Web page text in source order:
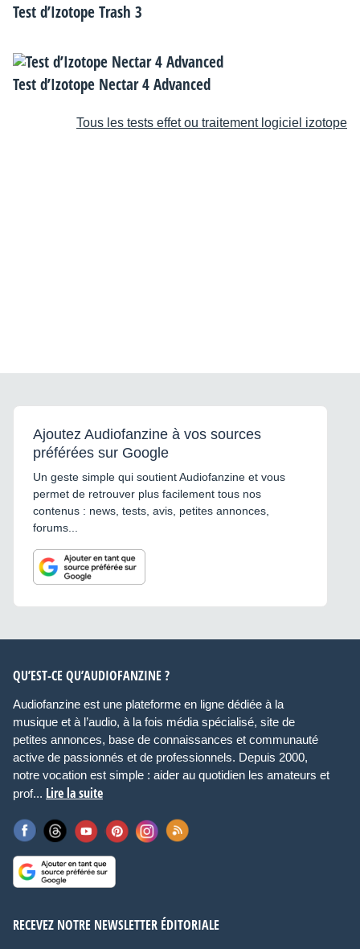
Test d’Izotope Trash 3
Test d’Izotope Nectar 4 Advanced
Tous les tests effet ou traitement logiciel izotope
Ajoutez Audiofanzine à vos sources
préférées sur Google
Un geste simple qui soutient Audiofanzine et vous
permet de retrouver plus facilement tous nos
contenus : news, tests, avis, petites annonces,
forums...
QU’EST-CE QU’AUDIOFANZINE ?
Audiofanzine est une plateforme en ligne dédiée à la
musique et à l’audio, à la fois média spécialisé, site de
petites annonces, base de connaissances et communauté
active de passionnés et de professionnels. Depuis 2000,
notre vocation est simple : aider au quotidien les amateurs et
prof... Lire la suite
RECEVEZ NOTRE NEWSLETTER ÉDITORIALE